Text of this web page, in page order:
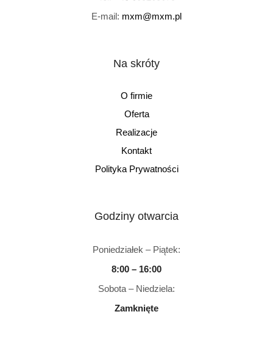
E-mail: mxm@mxm.pl
Na skróty
O firmie
Oferta
Realizacje
Kontakt
Polityka Prywatności
Godziny otwarcia
Poniedziałek – Piątek:
8:00 – 16:00
Sobota – Niedziela:
Zamknięte